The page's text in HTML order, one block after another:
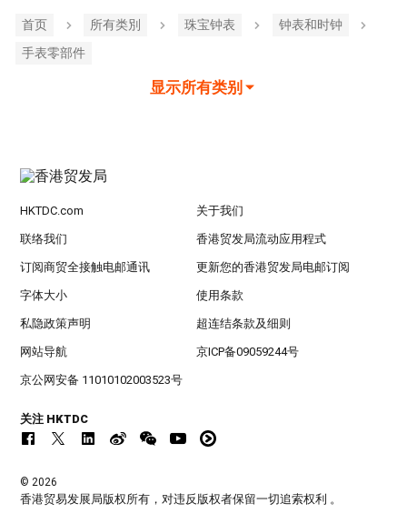
首页 所有类別 珠宝钟表
钟表和时钟
手表零部件
显示所有类别
HKTDC.com 关于我们
联络我们 香港贸发局流动应用程式
订阅商贸全接触电邮通讯 更新您的香港贸发局电邮订阅
字体大小 使用条款
私隐政策声明 超连结条款及细则
网站导航 京ICP备09059244号
京公网安备 11010102003523号
关注 HKTDC
© 2026
香港贸易发展局版权所有，对违反版权者保留一切追索权利 。